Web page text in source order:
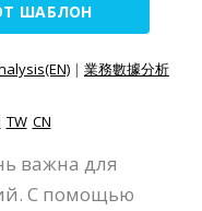
ШАБЛОН
| 業務數據分析
TW CN
важна для
С помощью